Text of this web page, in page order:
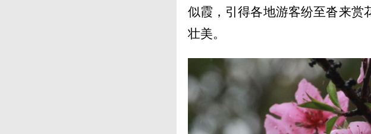
似霞，引得各地游客纷至沓来赏
壮美。